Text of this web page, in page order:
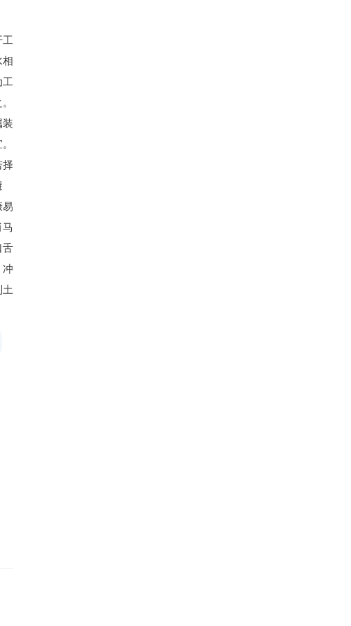
工
工
装
择
易
舌
冲